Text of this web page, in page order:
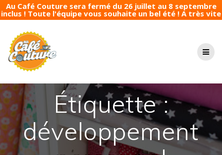
Au Café Couture sera fermé du 26 juillet au 8 septembre
inclus ! Toute l'équipe vous souhaite un bel été ! A très vite
Étiquette :
développement